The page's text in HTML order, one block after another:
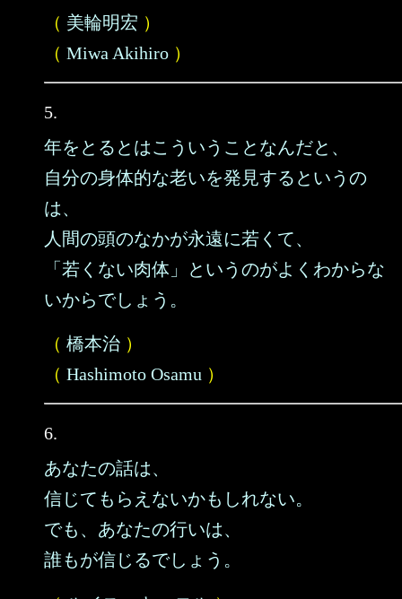
（ 美輪明宏 ）
（ Miwa Akihiro ）
5.
年をとるとはこういうことなんだと、
自分の身体的な老いを発見するというの
は、
人間の頭のなかが永遠に若くて、
「若くない肉体」というのがよくわからな
いからでしょう。
（ 橋本治 ）
（ Hashimoto Osamu ）
6.
あなたの話は、
信じてもらえないかもしれない。
でも、あなたの行いは、
誰もが信じるでしょう。